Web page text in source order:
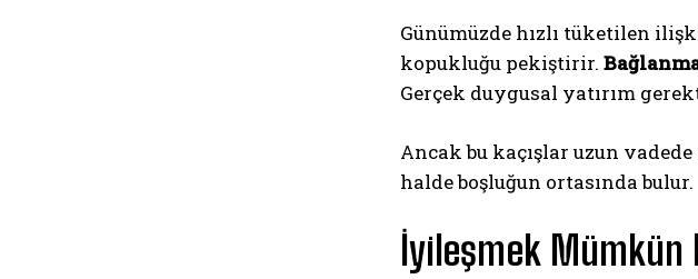
Günümüzde hızlı tüketilen
kopukluğu pekiştirir.
Gerçek duygusal yatırım
Ancak bu kaçışlar uzun
halde boşluğun ortasında bulur.
İyileşmek Mümkün